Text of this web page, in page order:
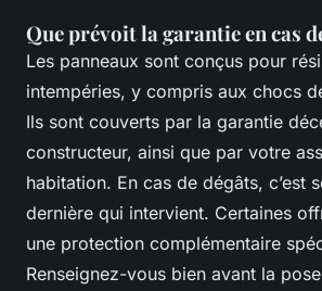
Que prévoit la garantie en cas
Les panneaux sont conçus pour
intempéries, y compris aux chocs
Ils sont couverts par la garantie
constructeur, ainsi que par votre
habitation. En cas de dégâts, c’est
dernière qui intervient. Certaines
une protection complémentaire
Renseignez-vous bien avant la